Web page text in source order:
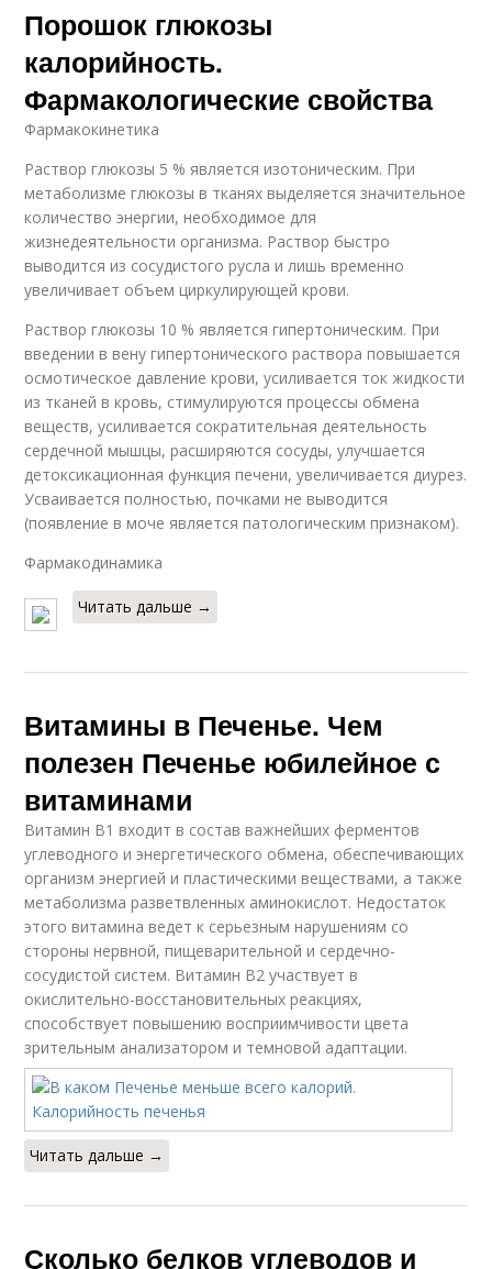
Порошок глюкозы
калорийность.
Фармакологические свойства
Фармакокинетика
Раствор глюкозы 5 % является изотоническим. При
метаболизме глюкозы в тканях выделяется значительное
количество энергии, необходимое для
жизнедеятельности организма. Раствор быстро
выводится из сосудистого русла и лишь временно
увеличивает объем циркулирующей крови.
Раствор глюкозы 10 % является гипертоническим. При
введении в вену гипертонического раствора повышается
осмотическое давление крови, усиливается ток жидкости
из тканей в кровь, стимулируются процессы обмена
веществ, усиливается сократительная деятельность
сердечной мышцы, расширяются сосуды, улучшается
детоксикационная функция печени, увеличивается диурез.
Усваивается полностью, почками не выводится
(появление в моче является патологическим признаком).
Фармакодинамика
Читать дальше →
Витамины в Печенье. Чем
полезен Печенье юбилейное с
витаминами
Витамин В1 входит в состав важнейших ферментов
углеводного и энергетического обмена, обеспечивающих
организм энергией и пластическими веществами, а также
метаболизма разветвленных аминокислот. Недостаток
этого витамина ведет к серьезным нарушениям со
стороны нервной, пищеварительной и сердечно-
сосудистой систем. Витамин В2 участвует в
окислительно-восстановительных реакциях,
способствует повышению восприимчивости цвета
зрительным анализатором и темновой адаптации.
Читать дальше →
Сколько белков углеводов и